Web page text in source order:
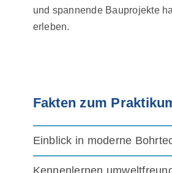
und spannende Bauprojekte
erleben.
Fakten zum
Einblick in moderne